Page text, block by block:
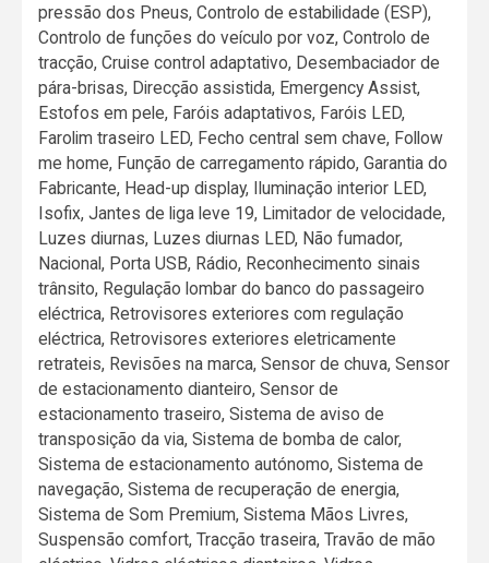
pressão dos Pneus, Controlo de estabilidade (ESP),
Controlo de funções do veículo por voz, Controlo de
tracção, Cruise control adaptativo, Desembaciador de
pára-brisas, Direcção assistida, Emergency Assist,
Estofos em pele, Faróis adaptativos, Faróis LED,
Farolim traseiro LED, Fecho central sem chave, Follow
me home, Função de carregamento rápido, Garantia do
Fabricante, Head-up display, Iluminação interior LED,
Isofix, Jantes de liga leve 19, Limitador de velocidade,
Luzes diurnas, Luzes diurnas LED, Não fumador,
Nacional, Porta USB, Rádio, Reconhecimento sinais
trânsito, Regulação lombar do banco do passageiro
eléctrica, Retrovisores exteriores com regulação
eléctrica, Retrovisores exteriores eletricamente
retrateis, Revisões na marca, Sensor de chuva, Sensor
de estacionamento dianteiro, Sensor de
estacionamento traseiro, Sistema de aviso de
transposição da via, Sistema de bomba de calor,
Sistema de estacionamento autónomo, Sistema de
navegação, Sistema de recuperação de energia,
Sistema de Som Premium, Sistema Mãos Livres,
Suspensão comfort, Tracção traseira, Travão de mão